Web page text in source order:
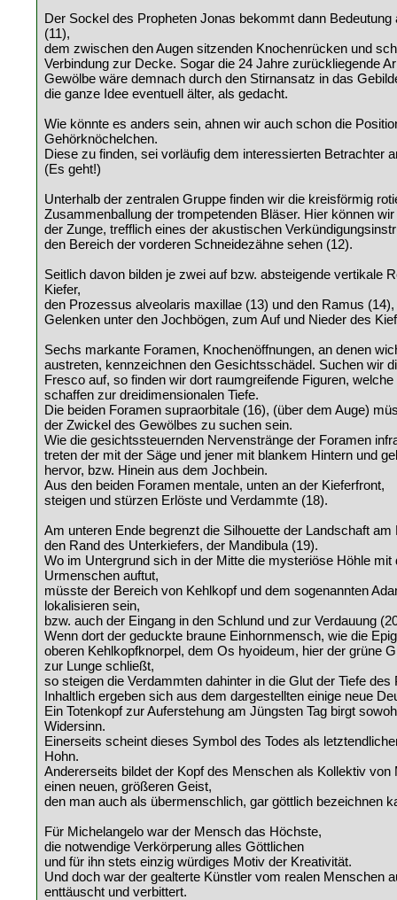
Der Sockel des Propheten Jonas bekommt dann Bedeutung
(11),
dem zwischen den Augen sitzenden Knochenrücken und
Verbindung zur Decke. Sogar die 24 Jahre zurückliegende
Gewölbe wäre demnach durch den Stirnansatz in das
die ganze Idee eventuell älter, als gedacht.
Wie könnte es anders sein, ahnen wir auch schon die
Gehörknöchelchen.
Diese zu finden, sei vorläufig dem interessierten Betrachter
(Es geht!)
Unterhalb der zentralen Gruppe finden wir die kreisförmig
Zusammenballung der trompetenden Bläser. Hier können
der Zunge, trefflich eines der akustischen
den Bereich der vorderen Schneidezähne sehen (12).
Seitlich davon bilden je zwei auf bzw. absteigende vertikale
Kiefer,
den Prozessus alveolaris maxillae (13) und den Ramus
Gelenken unter den Jochbögen, zum Auf und Nieder des
Sechs markante Foramen, Knochenöffnungen, an denen
austreten, kennzeichnen den Gesichtsschädel. Suchen wir
Fresco auf, so finden wir dort raumgreifende Figuren, welche
schaffen zur dreidimensionalen Tiefe.
Die beiden Foramen supraorbitale (16), (über dem Auge)
der Zwickel des Gewölbes zu suchen sein.
Wie die gesichtssteuernden Nervenstränge der Foramen
treten der mit der Säge und jener mit blankem Hintern und
hervor, bzw. Hinein aus dem Jochbein.
Aus den beiden Foramen mentale, unten an der Kieferfront,
steigen und stürzen Erlöste und Verdammte (18).
Am unteren Ende begrenzt die Silhouette der Landschaft am
den Rand des Unterkiefers, der Mandibula (19).
Wo im Untergrund sich in der Mitte die mysteriöse Höhle mit
Urmenschen auftut,
müsste der Bereich von Kehlkopf und dem sogenannten
lokalisieren sein,
bzw. auch der Eingang in den Schlund und zur Verdauung
Wenn dort der geduckte braune Einhornmensch, wie die
oberen Kehlkopfknorpel, dem Os hyoideum, hier der grüne
zur Lunge schließt,
so steigen die Verdammten dahinter in die Glut der Tiefe des
Inhaltlich ergeben sich aus dem dargestellten einige neue
Ein Totenkopf zur Auferstehung am Jüngsten Tag birgt
Widersinn.
Einerseits scheint dieses Symbol des Todes als
Hohn.
Andererseits bildet der Kopf des Menschen als Kollektiv von
einen neuen, größeren Geist,
den man auch als übermenschlich, gar göttlich bezeichnen
Für Michelangelo war der Mensch das Höchste,
die notwendige Verkörperung alles Göttlichen
und für ihn stets einzig würdiges Motiv der Kreativität.
Und doch war der gealterte Künstler vom realen Menschen
enttäuscht und verbittert.